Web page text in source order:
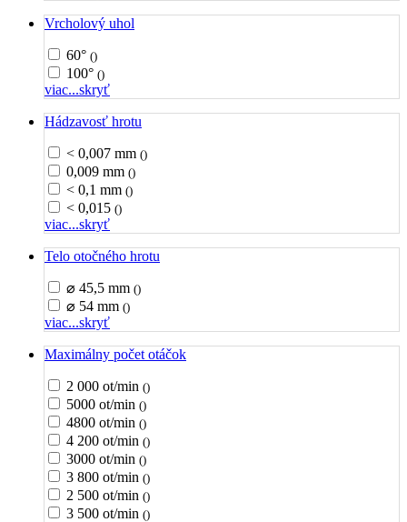
Vrcholový uhol
60° ()
100° ()
viac...skryť
Hádzavosť hrotu
< 0,007 mm ()
0,009 mm ()
< 0,1 mm ()
< 0,015 ()
viac...skryť
Telo otočného hrotu
⌀ 45,5 mm ()
⌀ 54 mm ()
viac...skryť
Maximálny počet otáčok
2 000 ot/min ()
5000 ot/min ()
4800 ot/min ()
4 200 ot/min ()
3000 ot/min ()
3 800 ot/min ()
2 500 ot/min ()
3 500 ot/min ()